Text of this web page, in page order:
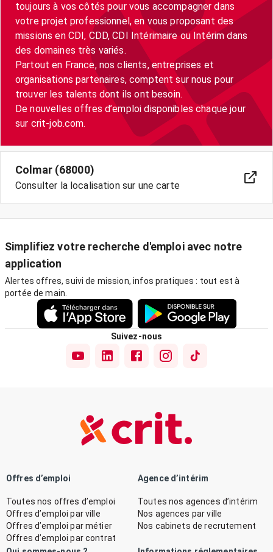
toujours à vos côtés pour vous accompagner dans
votre projet professionnel, en vous proposant des
missions en CDI, CDD, CDI Intérimaire ou Intérim dans
des domaines très variés.
Partout en France, nos clients, entreprises et
organisations partenaires, comptent sur nous pour
trouver les talents dont ils ont besoin.
De nouvelles offres d’emploi disponibles chaque jour
sur crit-job.com.
Colmar (68000)
Consulter la localisation sur une carte
Simplifiez votre recherche d'emploi avec notre
application
Alertes offres, suivi de mission, infos pratiques : tout est à
portée de main.
Suivez-nous
Offres d’emploi
Toutes nos offres d’emploi
Offres d’emploi par ville
Offres d’emploi par métier
Offres d’emploi par contrat
Agence d’intérim
Toutes nos agences d’intérim
Nos agences par ville
Nos cabinets de recrutement